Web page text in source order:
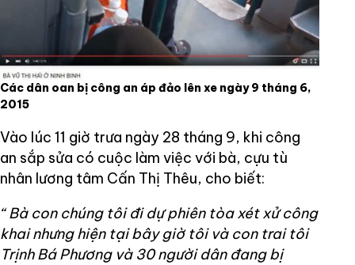
Các dân oan bị công an áp đảo lên xe ngày 9 tháng 6,
2015
Vào lúc 11 giờ trưa ngày 28 tháng 9, khi công
an sắp sửa có cuộc làm việc với bà, cựu tù
nhân lương tâm Cấn Thị Thêu, cho biết:
“ Bà con chúng tôi đi dự phiên tòa xét xử công
khai nhưng hiện tại bây giờ tôi và con trai tôi
Trịnh Bá Phương và 30 người dân đang bị